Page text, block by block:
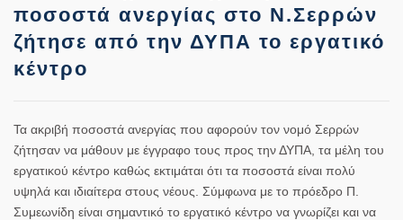
ποσοστά ανεργίας στο Ν.Σερρών
ζήτησε από την ΔΥΠΑ το εργατικό
κέντρο
Τα ακριβή ποσοστά ανεργίας που αφορούν τον νομό Σερρών
ζήτησαν να μάθουν με έγγραφο τους προς την ΔΥΠΑ, τα μέλη του
εργατικού κέντρο καθώς εκτιμάται ότι τα ποσοστά είναι πολύ
υψηλά και ιδιαίτερα στους νέους. Σύμφωνα με το πρόεδρο Π.
Συμεωνίδη είναι σημαντικό το εργατικό κέντρο να γνωρίζει και να